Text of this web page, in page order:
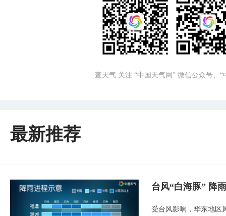
查天气 关注 “中国天气网” 微信公众号、
最新推荐
台风“白海豚” 降
受台风影响，华东地区